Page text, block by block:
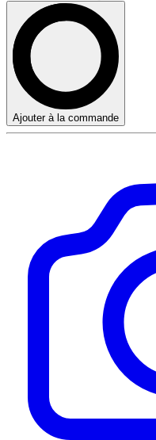
Ajouter à la commande